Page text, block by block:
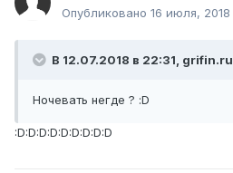
Опубликовано 16 июля, 2018
В 12.07.2018 в 22:31, grifin.ru
Ночевать негде ? :D
:D:D:D:D:D:D:D:D:D